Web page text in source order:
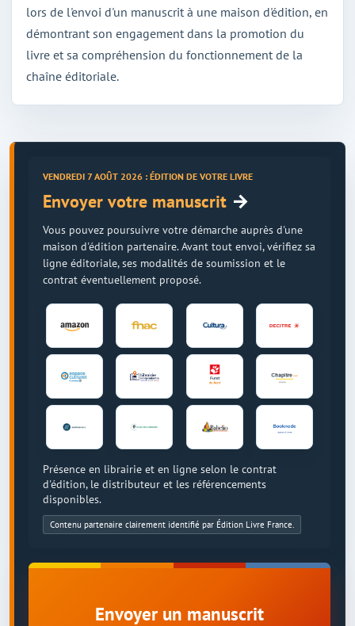
lors de l'envoi d'un manuscrit à une maison d'édition, en
démontrant son engagement dans la promotion du
livre et sa compréhension du fonctionnement de la
chaîne éditoriale.
VENDREDI 7 AOÛT 2026 : ÉDITION DE VOTRE LIVRE
Envoyer votre manuscrit →
Vous pouvez poursuivre votre démarche auprès d'une
maison d'édition partenaire. Avant tout envoi, vérifiez sa
ligne éditoriale, ses modalités de soumission et le
contrat éventuellement proposé.
Présence en librairie et en ligne selon le contrat
d'édition, le distributeur et les référencements
disponibles.
Contenu partenaire clairement identifié par Édition Livre France.
Envoyer un manuscrit